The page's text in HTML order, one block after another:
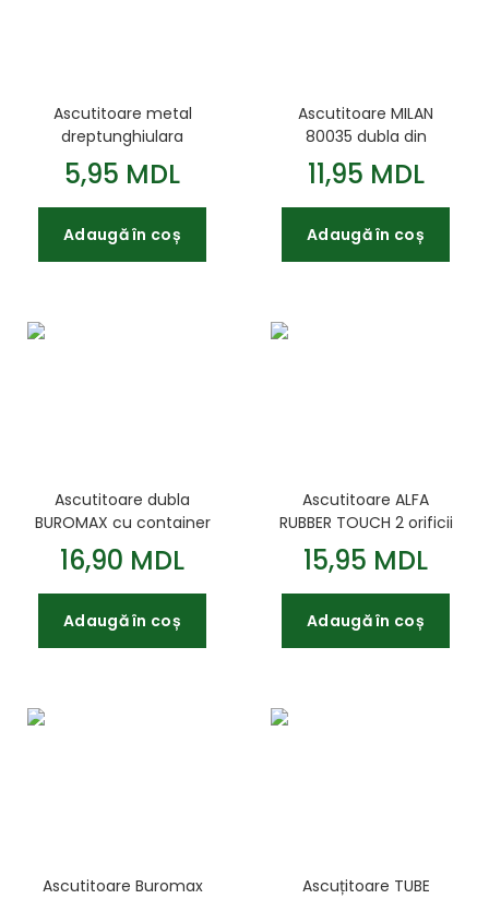
Ascutitoare metal
dreptunghiulara
Buromax
5,95 MDL
Adaugă în coș
Ascutitoare MILAN
80035 dubla din
aluminiu
11,95 MDL
Adaugă în coș
Ascutitoare dubla
BUROMAX cu container
16,90 MDL
Adaugă în coș
Ascutitoare ALFA
RUBBER TOUCH 2 orificii
recipient plastic.
asortate
15,95 MDL
Adaugă în coș
Ascutitoare Buromax
Ascuțitoare TUBE